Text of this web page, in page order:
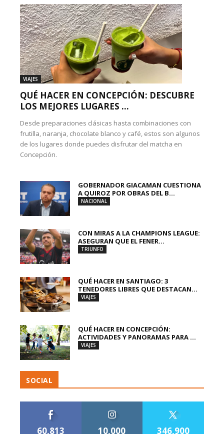
VIAJES
QUÉ HACER EN CONCEPCIÓN: DESCUBRE
LOS MEJORES LUGARES ...
Desde preparaciones clásicas hasta combinaciones con
frutilla, naranja, chocolate blanco y café, estos son algunos
de los lugares donde puedes disfrutar del matcha en
Concepción.
GOBERNADOR GIACAMAN CUESTIONA
A QUIROZ POR OBRAS DEL B...
NACIONAL
CON MIRAS A LA CHAMPIONS LEAGUE:
ASEGURAN QUE EL FENER...
TRIUNFO
QUÉ HACER EN SANTIAGO: 3
TENEDORES LIBRES QUE DESTACAN...
VIAJES
QUÉ HACER EN CONCEPCIÓN:
ACTIVIDADES Y PANORAMAS PARA ...
VIAJES
SOCIAL
60,813 10,000 346,900